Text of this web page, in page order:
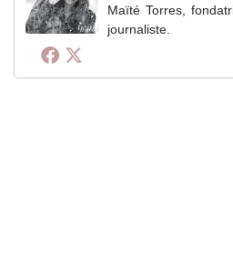
Maïté Torres,
journaliste.